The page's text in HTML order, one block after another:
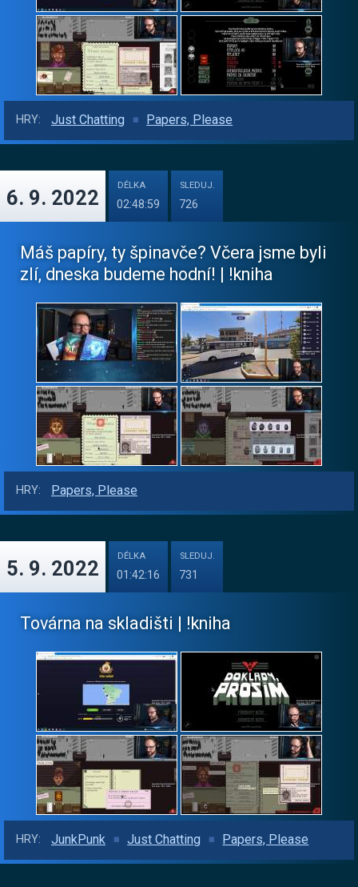
HRY: Just Chatting Papers, Please
6. 9. 2022
DÉLKA
02:48:59
SLEDUJ.
726
Máš papíry, ty špinavče? Včera jsme byli
zlí, dneska budeme hodní! | !kniha
HRY: Papers, Please
5. 9. 2022
DÉLKA
01:42:16
SLEDUJ.
731
Továrna na skladišti | !kniha
HRY: JunkPunk Just Chatting Papers, Please